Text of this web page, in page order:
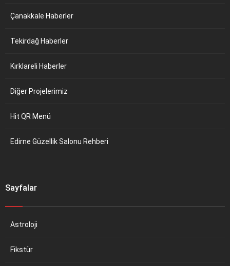
Çanakkale Haberler
Tekirdağ Haberler
Kırklareli Haberler
Diğer Projelerimiz
Hit QR Menü
Edirne Güzellik Salonu Rehberi
Sayfalar
Astroloji
Fikstür